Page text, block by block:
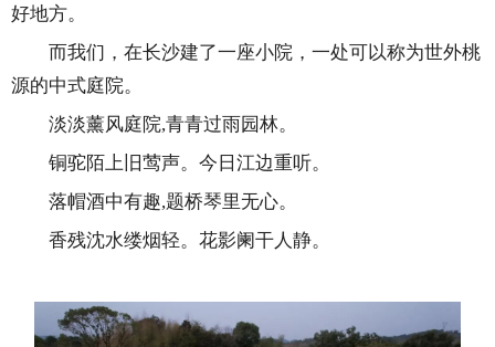
好地方。
而我们，在长沙建了一座小院，一处可以称为世外桃
源的中式庭院。
淡淡薰风庭院,青青过雨园林。
铜驼陌上旧莺声。今日江边重听。
落帽酒中有趣,题桥琴里无心。
香残沈水缕烟轻。花影阑干人静。